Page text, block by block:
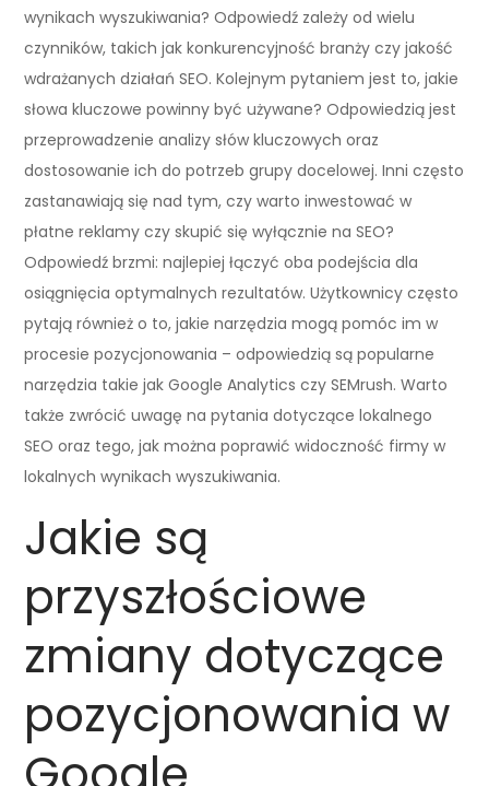
wynikach wyszukiwania? Odpowiedź zależy od wielu
czynników, takich jak konkurencyjność branży czy jakość
wdrażanych działań SEO. Kolejnym pytaniem jest to, jakie
słowa kluczowe powinny być używane? Odpowiedzią jest
przeprowadzenie analizy słów kluczowych oraz
dostosowanie ich do potrzeb grupy docelowej. Inni często
zastanawiają się nad tym, czy warto inwestować w
płatne reklamy czy skupić się wyłącznie na SEO?
Odpowiedź brzmi: najlepiej łączyć oba podejścia dla
osiągnięcia optymalnych rezultatów. Użytkownicy często
pytają również o to, jakie narzędzia mogą pomóc im w
procesie pozycjonowania – odpowiedzią są popularne
narzędzia takie jak Google Analytics czy SEMrush. Warto
także zwrócić uwagę na pytania dotyczące lokalnego
SEO oraz tego, jak można poprawić widoczność firmy w
lokalnych wynikach wyszukiwania.
Jakie są
przyszłościowe
zmiany dotyczące
pozycjonowania w